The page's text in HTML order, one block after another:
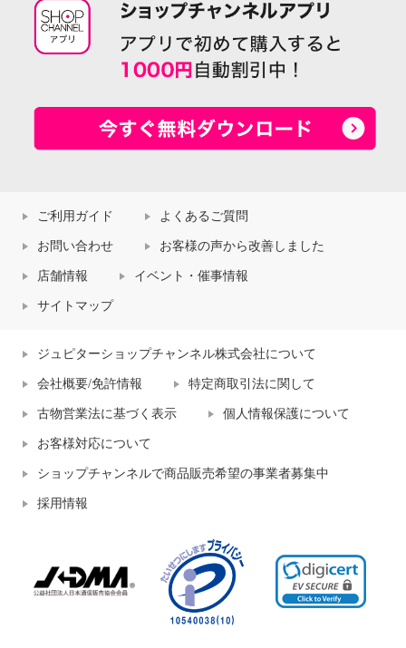
ご利用ガイド よくあるご質問
お問い合わせ お客様の声から改善しました
店舗情報 イベント・催事情報
サイトマップ
ジュピターショップチャンネル株式会社について
会社概要/免許情報 特定商取引法に関して
古物営業法に基づく表示 個人情報保護について
お客様対応について
ショップチャンネルで商品販売希望の事業者募集中
採用情報